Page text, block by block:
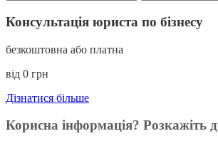
Консультація юриста по бізнесу
безкоштовна або платна
від 0 грн
Дізнатися більше
Корисна інформація? Розкажіть